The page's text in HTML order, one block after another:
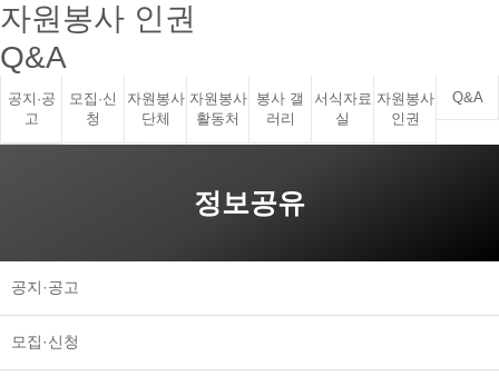
자원봉사 인권
Q&A
공지·공
고
모집·신
청
자원봉사
단체
자원봉사
활동처
봉사 갤
러리
서식자료
실
자원봉사
인권
Q&A
정보공유
공지·공고
모집·신청